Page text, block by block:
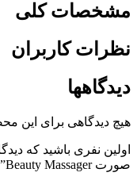
مشخصات کلی
نظرات کاربران
دیدگاهها
هیچ دیدگاهی برای این
اولین نفری باشید که
صورت Beauty Massager”